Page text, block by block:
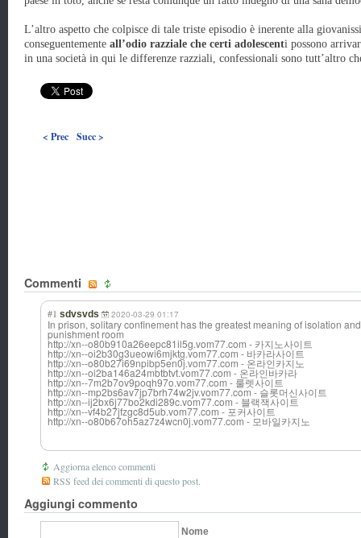
L’altro aspetto che colpisce di tale triste episodio è inerente alla
conseguentemente all’odio razziale che certi adolescenti possono
in una società in qui le differenze razziali, confessionali sono tutt’altro
< Prec Succ >
Commenti
#1 sdvsvds 2020-03-29 01:17
In prison, solitary confinement has the greatest meaning of isolation
punishment room
http://xn--o80b910a26eepc81il5g.vom77.com - 카지노사이트
http://xn--oi2b30g3ueowi6mjktg.vom77.com - 바카라사이트
http://xn--o80b27i69npibp5en0j.vom77.com - 온라인카지노
http://xn--oi2ba146a24mbtbtvt.vom77.com - 온라인바카라
http://xn--7m2b7ov9poqh97o.vom77.com - 룰렛사이트
http://xn--mp2bs6av7jp7brh74w2jv.vom77.com - 슬롯머신사이트
http://xn--ij2bx6j77bo2kdi289c.vom77.com - 블랙잭사이트
http://xn--vf4b27jfzgc8d5ub.vom77.com - 포커사이트
http://xn--o80b67oh5az7z4wcn0j.vom77.com - 모바일카지노
Aggiorna elenco commenti
RSS feed dei commenti di questo post.
Aggiungi commento
Nome